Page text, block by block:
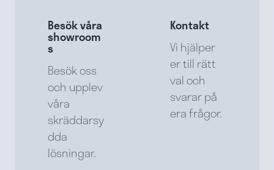
Besök våra
showroom
s
Besök oss
och upplev
våra
skräddarsy
dda
lösningar.
Kontakt
Vi hjälper
er till rätt
val och
svarar på
era frågor.